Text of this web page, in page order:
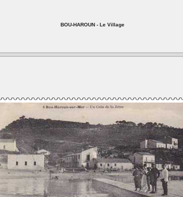
BOU-HAROUN - Le Village